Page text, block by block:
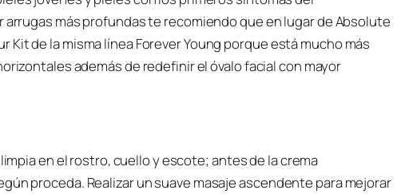
más profundas te recomiendo que en lugar de Absolute
de la misma línea Forever Young porque está mucho más
además de redefinir el óvalo facial con mayor
en el rostro, cuello y escote; antes de la crema
proceda. Realizar un suave masaje ascendente para mejorar